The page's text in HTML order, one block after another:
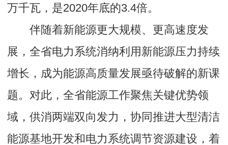
万千瓦，是2020年底的3.4倍。
伴随着新能源更大规模、更高速度发
展，全省电力系统消纳利用新能源压力持续
增长，成为能源高质量发展亟待破解的新课
题。对此，全省能源工作聚焦关键优势领
域，供消两端双向发力，协同推进大型清洁
能源基地开发和电力系统调节资源建设，着